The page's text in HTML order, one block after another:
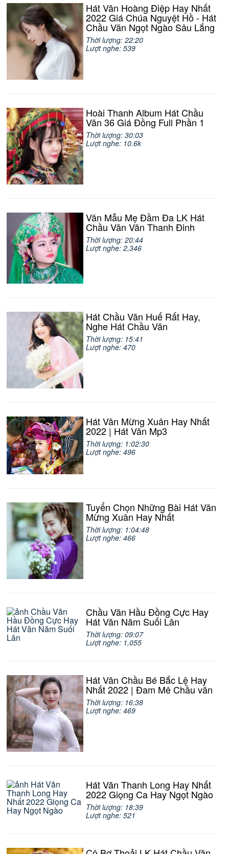
Hát Văn Hoàng Điệp Hay Nhất
2022 Giá Chúa Nguyệt Hồ - Hát
Chầu Văn Ngọt Ngào Sâu Lắng
Thời lượng: 22:20
Lượt nghe: 539
Hoài Thanh Album Hát Chầu
Văn 36 Giá Đồng Full Phần 1
Thời lượng: 30:03
Lượt nghe: 10.6k
Văn Mẫu Mẹ Đầm Đa LK Hát
Chầu Văn Văn Thanh Đinh
Thời lượng: 20:44
Lượt nghe: 2,346
Hát Chầu Văn Huế Rất Hay,
Nghe Hát Chầu Văn
Thời lượng: 15:41
Lượt nghe: 470
Hát Văn Mừng Xuân Hay Nhất
2022 | Hát Văn Mp3
Thời lượng: 1:02:30
Lượt nghe: 496
Tuyển Chọn Những Bài Hát Văn
Mừng Xuân Hay Nhất
Thời lượng: 1:04:48
Lượt nghe: 466
Chầu Văn Hầu Đồng Cực Hay
Hát Văn Năm Suối Lân
Thời lượng: 09:07
Lượt nghe: 1,055
Hát Văn Chầu Bé Bắc Lệ Hay
Nhất 2022 | Đam Mê Chầu văn
Thời lượng: 16:38
Lượt nghe: 469
Hát Văn Thanh Long Hay Nhất
2022 Giọng Ca Hay Ngọt Ngào
Thời lượng: 18:39
Lượt nghe: 521